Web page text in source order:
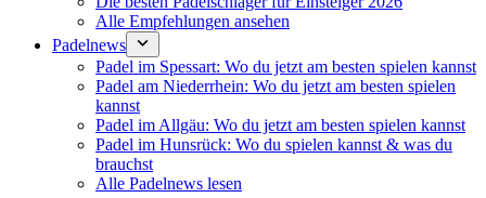
Alle Empfehlungen ansehen
Padelnews
Padel im Spessart: Wo du jetzt am besten spielen kannst
Padel am Niederrhein: Wo du jetzt am besten spielen
kannst
Padel im Allgäu: Wo du jetzt am besten spielen kannst
Padel im Hunsrück: Wo du spielen kannst & was du
brauchst
Alle Padelnews lesen